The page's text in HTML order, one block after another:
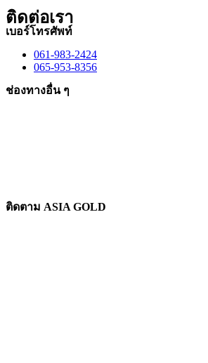
ติดต่อเรา
เบอร์โทรศัพท์
061-983-2424
065-953-8356
ช่องทางอื่น ๆ
ติดตาม ASIA GOLD